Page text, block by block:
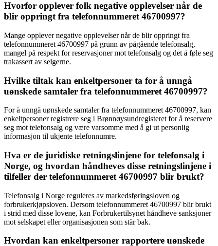
Hvorfor opplever folk negative opplevelser når de
blir oppringt fra telefonnummeret 46700997?
Mange opplever negative opplevelser når de blir oppringt fra
telefonnummeret 46700997 på grunn av pågående telefonsalg,
mangel på respekt for reservasjoner mot telefonsalg og det å føle seg
trakassert av selgerne.
Hvilke tiltak kan enkeltpersoner ta for å unngå
uønskede samtaler fra telefonnummeret 46700997?
For å unngå uønskede samtaler fra telefonnummeret 46700997, kan
enkeltpersoner registrere seg i Brønnøysundregisteret for å reservere
seg mot telefonsalg og være varsomme med å gi ut personlig
informasjon til ukjente telefonnumre.
Hva er de juridiske retningslinjene for telefonsalg i
Norge, og hvordan håndheves disse retningslinjene i
tilfeller der telefonnummeret 46700997 blir brukt?
Telefonsalg i Norge reguleres av markedsføringsloven og
forbrukerkjøpsloven. Dersom telefonnummeret 46700997 blir brukt
i strid med disse lovene, kan Forbrukertilsynet håndheve sanksjoner
mot selskapet eller organisasjonen som står bak.
Hvordan kan enkeltpersoner rapportere uønskede